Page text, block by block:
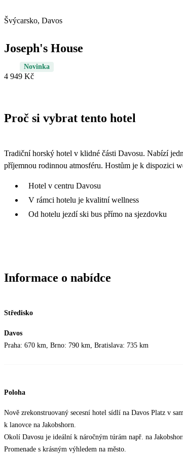
Švýcarsko, Davos
Joseph's House
Novinka
4 949 Kč
Proč si vybrat tento hotel
Tradiční horský hotel v klidné části Davosu. Nabízí
příjemnou rodinnou atmosféru. Hostům je k dispozici
Hotel v centru Davosu
V rámci hotelu je kvalitní wellness
Od hotelu jezdí ski bus přímo na sjezdovku
Informace o nabídce
Středisko
Davos
Praha: 670 km, Brno: 790 km, Bratislava: 735 km
Poloha
Nově zrekonstruovaný secesní hotel sídlí na Davos Platz v
k lanovce na Jakobshorn.
Okolí Davosu je ideální k náročným túrám např. na
Promenade s krásným výhledem na město.